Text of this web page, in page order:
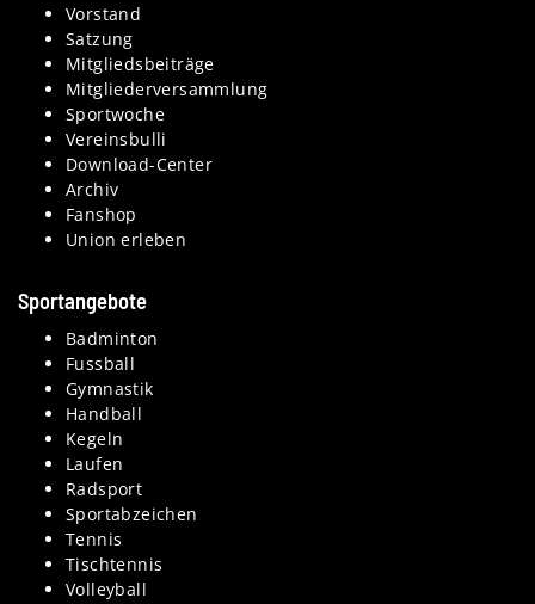
Vorstand
Satzung
Mitgliedsbeiträge
Mitgliederversammlung
Sportwoche
Vereinsbulli
Download-Center
Archiv
Fanshop
Union erleben
Sportangebote
Badminton
Fussball
Gymnastik
Handball
Kegeln
Laufen
Radsport
Sportabzeichen
Tennis
Tischtennis
Volleyball